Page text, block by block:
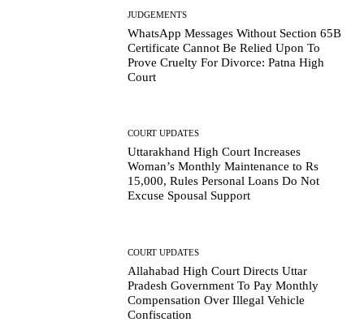
JUDGEMENTS
WhatsApp Messages Without Section 65B
Certificate Cannot Be Relied Upon To
Prove Cruelty For Divorce: Patna High
Court
COURT UPDATES
Uttarakhand High Court Increases
Woman’s Monthly Maintenance to Rs
15,000, Rules Personal Loans Do Not
Excuse Spousal Support
COURT UPDATES
Allahabad High Court Directs Uttar
Pradesh Government To Pay Monthly
Compensation Over Illegal Vehicle
Confiscation